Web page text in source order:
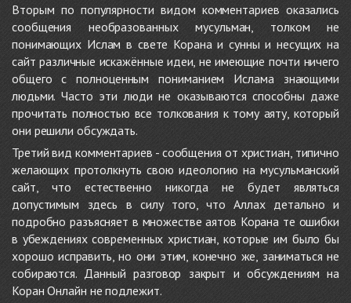
Вторым по популярности видом комментариев оказались
сообщения необразованных мусульман, толком не
понимающих Ислам в свете Корана и сунны и несущих на
сайт различные искажённые идеи, не имеющие почти ничего
общего с полноценным пониманием Ислама знающими
людьми. Часто эти люди не оказываются способны даже
прочитать полностью все толкования к тому аяту, который
они решили обсуждать.
Третий вид комментариев - сообщения от христиан, типично
желающих протолкнуть свою идеологию на мусульманский
сайт, что естественно никогда не будет являться
допустимым здесь в силу того, что Аллах детально и
подробно разъясняет в множестве аятов Корана те ошибки
в убеждениях современных христиан, которые им было бы
хорошо исправить, но они этим, конечно же, заниматься не
собираются. Данный разговор закрыт и обсуждениям на
Коран Онлайн не подлежит.